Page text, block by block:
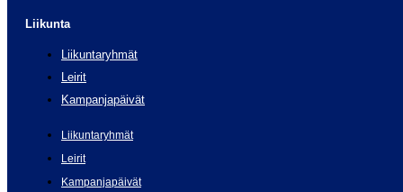
Liikunta
Liikuntaryhmät
Leirit
Kampanjapäivät
Liikuntaryhmät
Leirit
Kampanjapäivät